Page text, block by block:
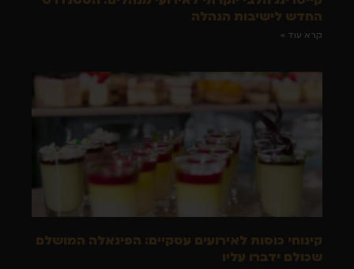
החדש לישיבות הנהלה
קרא עוד »
קינוחי כוסות לאירועים עסקיים: הפינאלה המושלם
שכולם ידברו עליו